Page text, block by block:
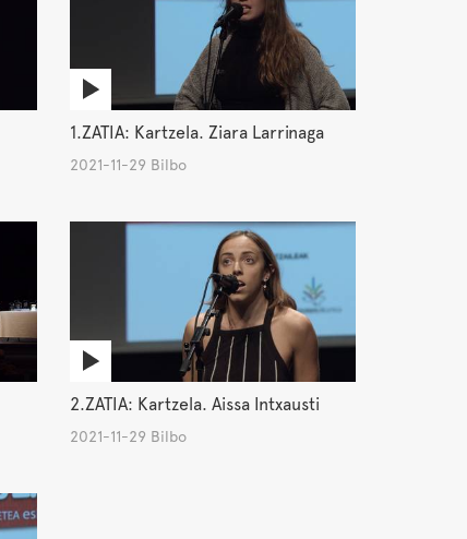
1.ZATIA: Kartzela. Ziara Larrinaga
2021-11-29 Bilbo
2.ZATIA: Kartzela. Aissa Intxausti
2021-11-29 Bilbo